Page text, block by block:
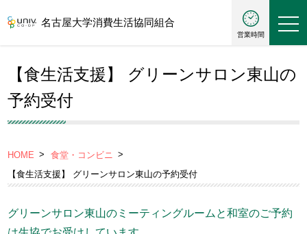
名古屋大学消費生活協同組合
営業時間
【食生活支援】 グリーンサロン東山の
予約受付
HOME
食堂・コンビニ
【食生活支援】 グリーンサロン東山の予約受付
グリーンサロン東山のミーティングルームと和室のご予約